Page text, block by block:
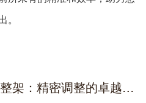
上一篇 : 复坦希六维调整架：精密调整的卓越工具与广泛应用于多领域 | 复坦希科技